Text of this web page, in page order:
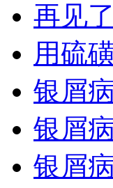
再见
用硫
银屑
银屑
银屑